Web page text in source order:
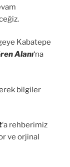
Kabatepe
Alanı‘na
bilgiler
‘a rehberimiz
ve orjinal